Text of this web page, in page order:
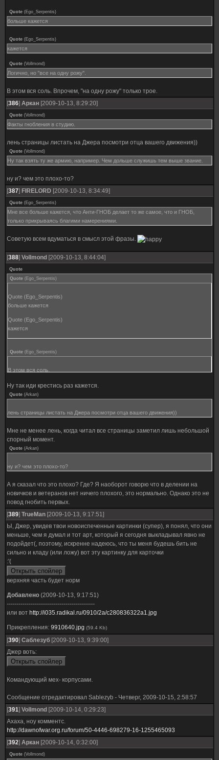
Quote (Ego_Serpentis)
больше кажется
Quote (Ego_Serpentis)
кажется
Quote (Vollmond)
Логично, но "все на одну рожу".
В этом вся соль. Впрочем, "на одну рожу" только трое.
[386] Аркан [2009-10-13, 8:29:20]
Quote (Vollmond)
Факты гнобления в студию.
лень страницы листать на Джера посмотри отца вашего движения))
Quote (Vollmond)
Ну так взять ту же армию, например. Чем дольше служишь тем выше звание.
ну и? чем это плохо-то?
[387] FIRELORD [2009-10-13, 8:34:49]
Quote (Ego_Serpentis)
Мне все больше кажется, что Анти-ГНОБ делает то же самое, что и ГНОБ,
только прикрываясь благими намерениями.
Советую всем вдуматься в смысл этой фразы.
[388] Vollmond [2009-10-13, 8:44:04]
Quote
Quote (Ego_Serpentis)
Quote (Ego_Serpentis)
больше кажется
Quote (Ego_Serpentis)
кажется
Quote (Ego_Serpentis)
В этом вся соль.
Ну так иди крестись раз кажется.
Quote (Arkan)
лень страницы листать на Джера посмотри отца вашего движения))
Мне не менее лень, когда читал все страницы заметил лишь небольшой
спорный момент.
Quote (Arkan)
ну и? чем это плохо-то?
А я сказал что это плохо? Где? Я наоборот говорю что в делении на
новичков и ветеранов нет ничего плохого, это нормально. Однако это не
повод гнобить первых.
[389] TrueMan [2009-10-13, 9:17:51]
Ы, Джер, увидев твои новоиспеченные картинки (супер), я понял, что они
меньше, чем я думал и тот арт, который я сегодня выкладывал явно не
подойдет(, поэтому, искренне надеюсь, что ты меня будешь бить не
сильно и кладу (или ложу) вот эту картинку для карточки
:'(
верхняя часть будет норм
Добавлено (2009-10-13, 9:17:51)
---------------------------------------------
или вот http://i035.radikal.ru/0910/2a/c280836322a1.jpg
Прикрепления: 9910640.jpg (59.4 Kb)
[390] Саблезуб [2009-10-13, 9:39:00]
Джер воть:
Командующий мех- корпусами.
Сообщение отредактировал Sablezyb - Четверг, 2009-10-15, 2:58:57
[391] Vollmond [2009-10-14, 0:29:23]
Ахаха, ноу комментс.
http://dawnofwar.org.ru/forum/50-4446-698279-16-1255465093
[392] Аркан [2009-10-14, 0:32:00]
Quote (Vollmond)